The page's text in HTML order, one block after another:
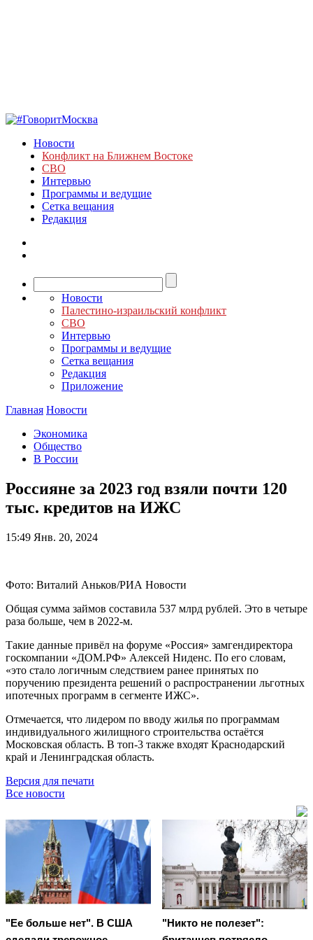
Новости
Конфликт на Ближнем Востоке
СВО
Интервью
Программы и ведущие
Сетка вещания
Редакция
Новости
Палестино-израильский конфликт
СВО
Интервью
Программы и ведущие
Сетка вещания
Редакция
Приложение
Главная Новости
Экономика
Общество
В России
Россияне за 2023 год взяли почти 120
тыс. кредитов на ИЖС
15:49 Янв. 20, 2024
Фото: Виталий Аньков/РИА Новости
Общая сумма займов составила 537 млрд рублей. Это в четыре
раза больше, чем в 2022-м.
Такие данные привёл на форуме «Россия» замгендиректора
госкомпании «ДОМ.РФ» Алексей Ниденс. По его словам,
«это стало логичным следствием ранее принятых по
поручению президента решений о распространении льготных
ипотечных программ в сегменте ИЖС».
Отмечается, что лидером по вводу жилья по программам
индивидуального жилищного строительства остаётся
Московская область. В топ-3 также входят Краснодарский
край и Ленинградская область.
Версия для печати
Все новости
"Ее больше нет". В США
"Никто не полезет":